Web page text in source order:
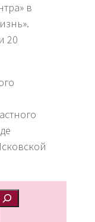
в
20